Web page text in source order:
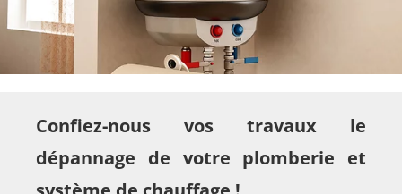
Confiez-nous vos travaux le
dépannage de votre plomberie et